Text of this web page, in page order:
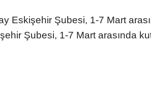
Eskişehir Şubesi, 1-7 Mart
Şubesi, 1-7 Mart arasında